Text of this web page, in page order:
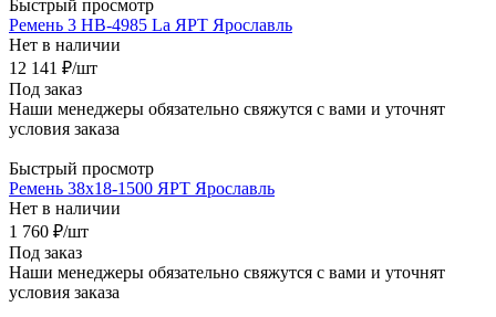
Быстрый просмотр
Ремень 3 НВ-4985 La ЯРТ Ярославль
Нет в наличии
12 141 ₽/шт
Под заказ
Наши менеджеры обязательно свяжутся с вами и уточнят
условия заказа
Быстрый просмотр
Ремень 38х18-1500 ЯРТ Ярославль
Нет в наличии
1 760 ₽/шт
Под заказ
Наши менеджеры обязательно свяжутся с вами и уточнят
условия заказа